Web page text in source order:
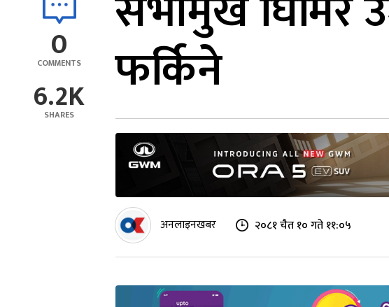
0
COMMENTS
6.2K
SHARES
फर्किने
अनलाइनखबर २०८१ चैत १० गते ११:०५